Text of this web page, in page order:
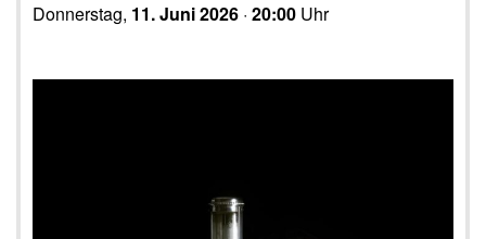
Donnerstag, 11. Juni 2026 · 20:00 Uhr